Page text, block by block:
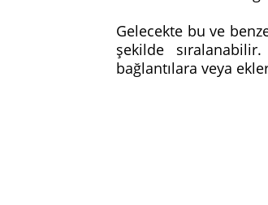
Gelecekte bu ve
şekilde
bağlantılara veya